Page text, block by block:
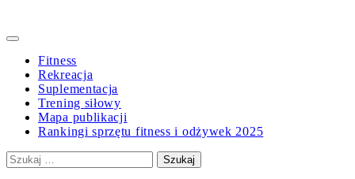
Primary
Fitness
Rekreacja
Suplementacja
Trening siłowy
Mapa publikacji
Rankingi sprzętu fitness i odżywek 2025
Szukaj: